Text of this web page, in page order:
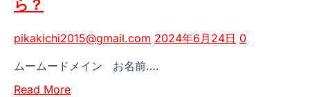
を
す
ら？
pikakichi2015@gmail.com 2024年6月24日 0
ムームードメイン お名前….
Read MoreRead